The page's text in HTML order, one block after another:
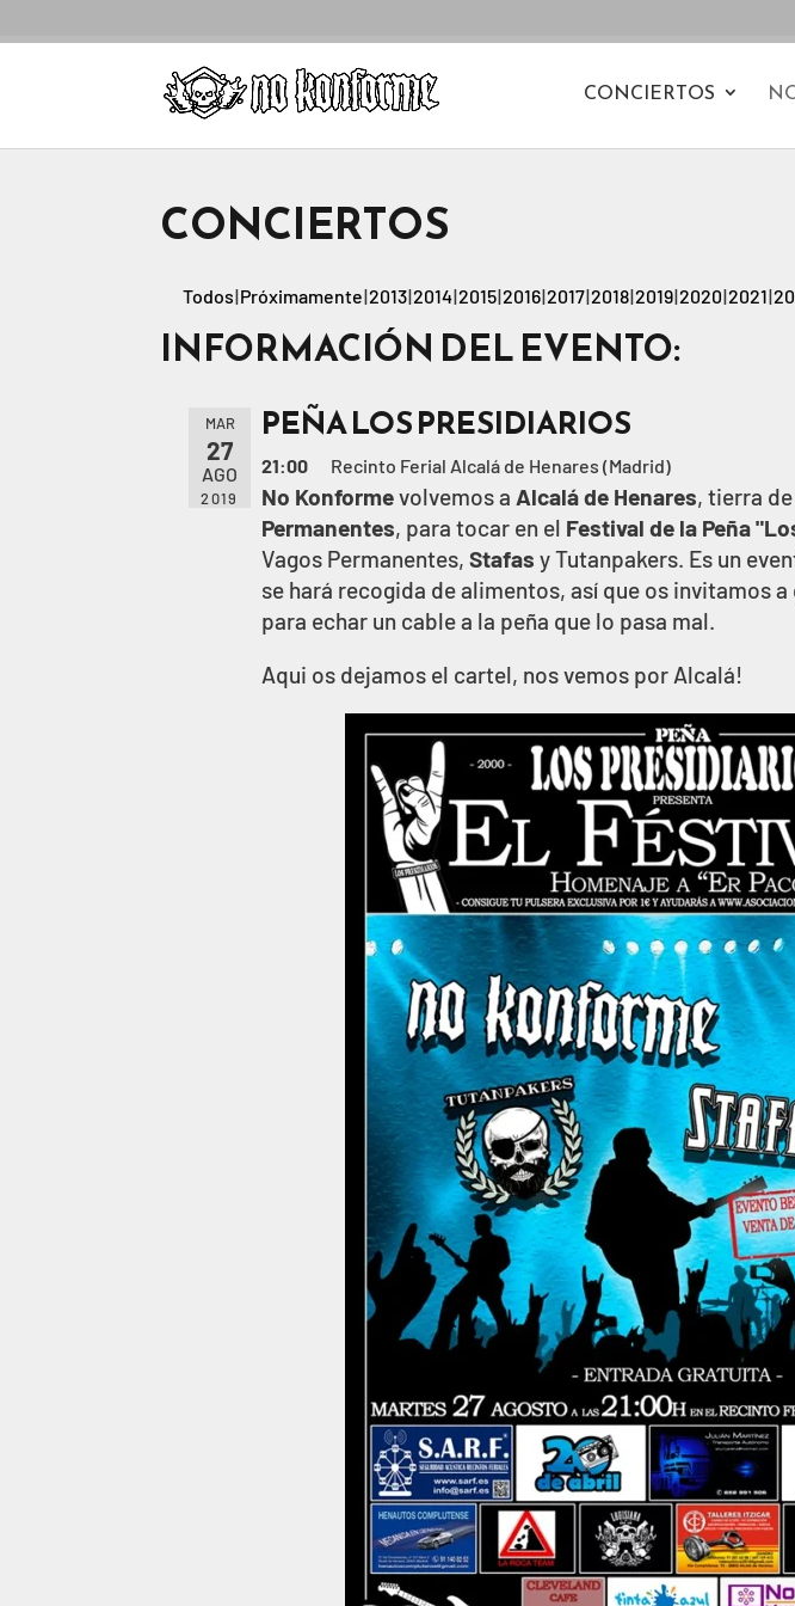
CONCIERTOS
CONCIERTOS
Todos Próximamente 2013 2014 2015 2016 2017 2018 2019 2020 2021
INFORMACIÓN DEL EVENTO:
MAR
27
AGO
2019
PEÑA LOS PRESIDIARIOS
21:00 Recinto Ferial Alcalá de Henares (Madrid)
No Konformevolvemos a Alcalá de Henares, tierra
Permanentes, para tocar en el Festival de la Peña
Vagos Permanentes,Stafas y Tutanpakers. Es un
se hará recogida de alimentos, así que os invitamos
para echar un cable a la peña que lo pasa mal.
Aqui os dejamos el cartel, nos vemos por Alcalá!